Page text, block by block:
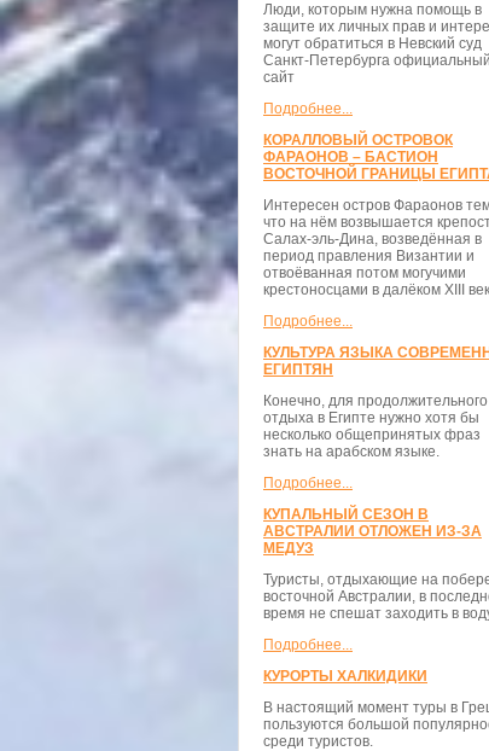
Люди, которым нужна помощь в
защите их личных прав и
могут обратиться в Невский суд
Санкт-Петербурга официальный
сайт
Подробнее...
КОРАЛЛОВЫЙ ОСТРОВОК
ФАРАОНОВ – БАСТИОН
ВОСТОЧНОЙ ГРАНИЦЫ
Интересен остров Фараонов
что на нём возвышается
Салах-эль-Дина, возведённая в
период правления Византии и
отвоёванная потом могучими
крестоносцами в далёком XIII
Подробнее...
КУЛЬТУРА ЯЗЫКА
ЕГИПТЯН
Конечно, для продолжительного
отдыха в Египте нужно хотя бы
несколько общепринятых фраз
знать на арабском языке.
Подробнее...
КУПАЛЬНЫЙ СЕЗОН В
АВСТРАЛИИ ОТЛОЖЕН ИЗ-ЗА
МЕДУЗ
Туристы, отдыхающие на
восточной Австралии, в
время не спешат заходить в
Подробнее...
КУРОРТЫ ХАЛКИДИКИ
В настоящий момент туры в
пользуются большой
среди туристов.